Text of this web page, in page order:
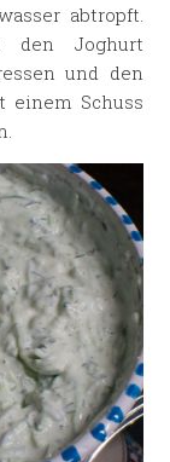
abtropft.
den Joghurt
und den
einem Schuss